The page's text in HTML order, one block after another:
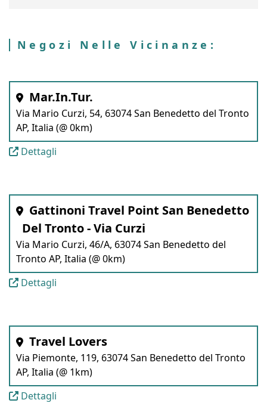
Negozi Nelle Vicinanze:
Mar.In.Tur.
Via Mario Curzi, 54, 63074 San Benedetto del Tronto
AP, Italia (@ 0km)
Dettagli
Gattinoni Travel Point San Benedetto
Del Tronto - Via Curzi
Via Mario Curzi, 46/A, 63074 San Benedetto del
Tronto AP, Italia (@ 0km)
Dettagli
Travel Lovers
Via Piemonte, 119, 63074 San Benedetto del Tronto
AP, Italia (@ 1km)
Dettagli